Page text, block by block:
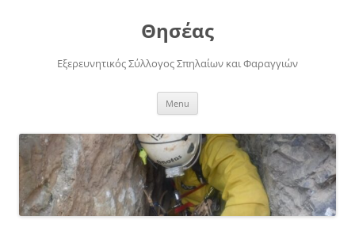
Θησέας
Εξερευνητικός Σύλλογος Σπηλαίων και Φαραγγιών
Menu